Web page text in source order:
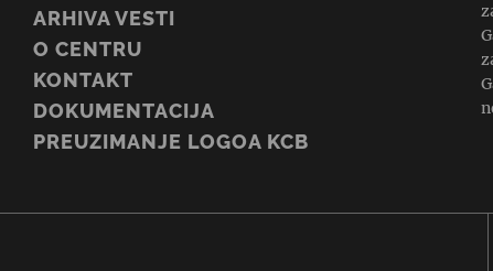
ARHIVA VESTI
O CENTRU
KONTAKT
DOKUMENTACIJA
PREUZIMANJE LOGOA KCB